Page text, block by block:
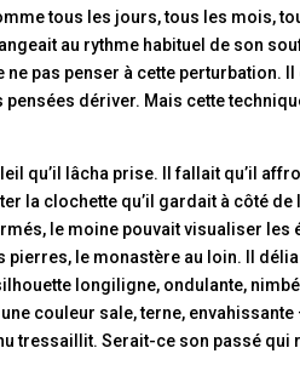
tous les jours, tous les mois,
au rythme habituel de son
pas penser à cette perturbation.
pensées dériver. Mais cette
qu’il lâcha prise. Il fallait qu’il
la clochette qu’il gardait à côté de
le moine pouvait visualiser
pierres, le monastère au loin. Il
longiligne, ondulante,
couleur sale, terne, envahissante
tressaillit. Serait-ce son passé qui